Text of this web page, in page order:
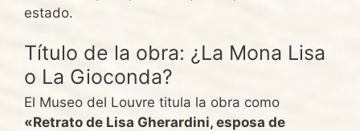
estado.
Título de la obra: ¿La Mona Lisa
o La Gioconda?
El Museo del Louvre titula la obra como
«Retrato de Lisa Gherardini, esposa de